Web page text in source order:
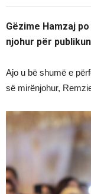
Gëzime Hamzaj
njohur për
Ajo u bë shumë e
së mirënjohur,